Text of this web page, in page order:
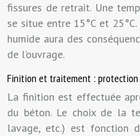
fissures de retrait. Une
se situe entre 15°C et
humide aura des
de l’ouvrage.
Finition et traitement :
La finition est effectuée
du béton. Le choix de la
lavage, etc.) est fonction